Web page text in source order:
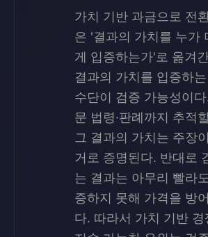
가치 기반 과금으로 전
은 '결과의 가치를 누가
게 입증하는가'로 옮겨
결과의 가치를 입증하
수단이 검증 가능성이
문 법령·판례까지 추적
그 결과의 가치는 주장
거로 증명된다. 반대로
는 결과는 아무리 빨라
증하지 못해 가격을 방
다. 따라서 가치 기반 경